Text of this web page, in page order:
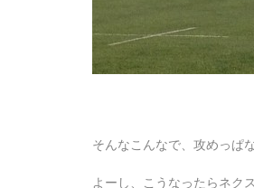
そんなこんなで、攻めっぱ
よーし、こうなったらネク